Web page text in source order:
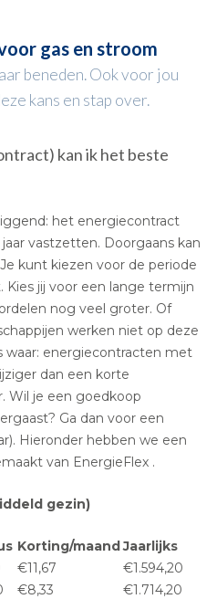
gas en stroom
beneden. Ook voor jou
kans en stap over.
kan ik het beste
het energiecontract
vastzetten. Doorgaans kan
kunt kiezen voor de periode
Kies jij voor een lange termijn
nog veel groter. Of
werken niet op deze
waar: energiecontracten met
dan een korte
Wil je een goedkoop
Ga dan voor een
Hieronder hebben we een
van EnergieFlex .
gezin)
Korting/maandJaarlijks
€11,67
€1.594,20
€8,33
€1.714,20